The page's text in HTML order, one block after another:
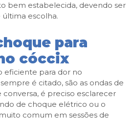
bem estabelecida, devendo ser
escolha.
para
cóccix
eficiente para dor no
é citado, são as ondas de
conversa, é preciso esclarecer
de choque elétrico ou o
comum em sessões de